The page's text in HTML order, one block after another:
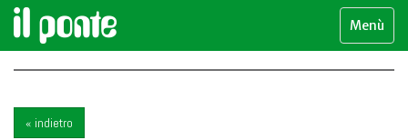
Menù
« indietro